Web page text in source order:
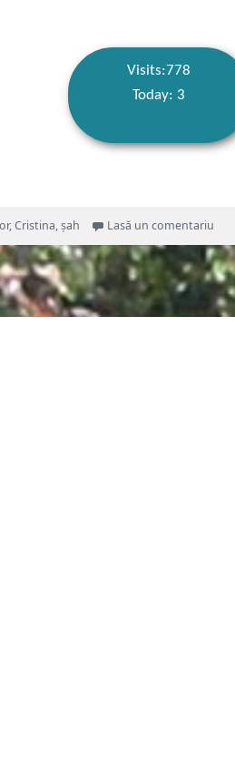
Visits:778
Today: 3
,Cristina,șah Lasă un comentariu